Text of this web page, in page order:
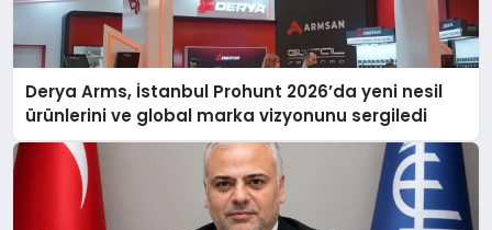
Derya Arms, İstanbul Prohunt 2026’da yeni nesil
ürünlerini ve global marka vizyonunu sergiledi